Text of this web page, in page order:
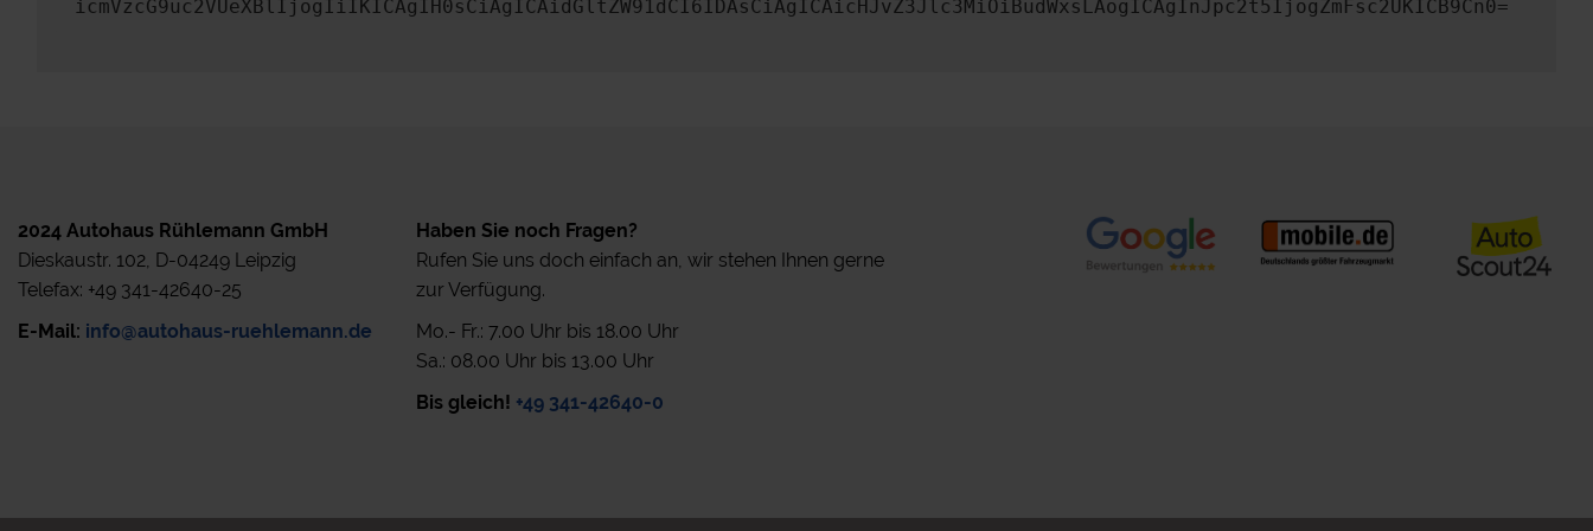
icmVzcG9uc2VUeXBlIjogIiIKICAgIH0sCiAgICAidGltZW91dCI6IDAsCiAgICAicHJvZ3Jlc3MiOiBudWxsLAogICAgInJpc2t5IjogZmFsc2UKICB9Cn0=
2024 Autohaus Rühlemann GmbH
Dieskaustr. 102, D-04249 Leipzig
Telefax: +49 341-42640-25
E-Mail: info@autohaus-ruehlemann.de
Haben Sie noch Fragen?
Rufen Sie uns doch einfach an, wir stehen Ihnen gerne
zur Verfügung.
Mo.- Fr.: 7.00 Uhr bis 18.00 Uhr
Sa.: 08.00 Uhr bis 13.00 Uhr
Bis gleich! +49 341-42640-0